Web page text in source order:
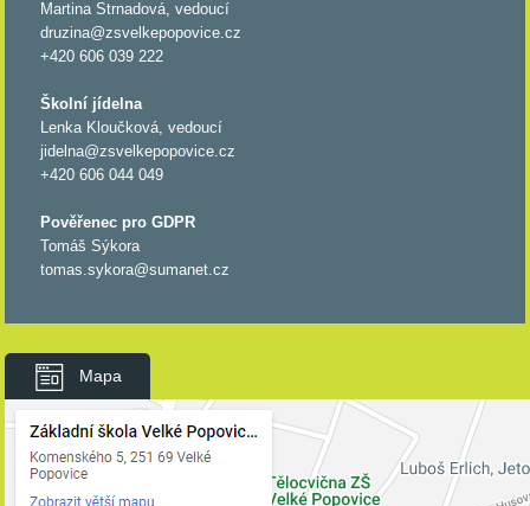
Martina Strnadová, vedoucí
druzina@zsvelkepopovice.cz
+420 606 039 222
Školní jídelna
Lenka Kloučková, vedoucí
jidelna@zsvelkepopovice.cz
+420 606 044 049
Pověřenec pro GDPR
Tomáš Sýkora
tomas.sykora@sumanet.cz
Mapa